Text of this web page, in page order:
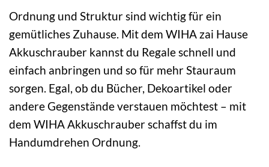
Ordnung und Struktur sind wichtig für ein
gemütliches Zuhause. Mit dem WIHA zai Hause
Akkuschrauber kannst du Regale schnell und
einfach anbringen und so für mehr Stauraum
sorgen. Egal, ob du Bücher, Dekoartikel oder
andere Gegenstände verstauen möchtest – mit
dem WIHA Akkuschrauber schaffst du im
Handumdrehen Ordnung.